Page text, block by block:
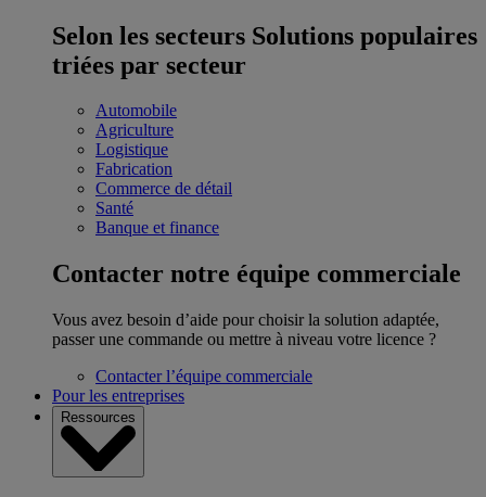
Selon les secteurs Solutions populaires
triées par secteur
Automobile
Agriculture
Logistique
Fabrication
Commerce de détail
Santé
Banque et finance
Contacter notre équipe commerciale
Vous avez besoin d’aide pour choisir la solution adaptée,
passer une commande ou mettre à niveau votre licence ?
Contacter l’équipe commerciale
Pour les entreprises
Ressources